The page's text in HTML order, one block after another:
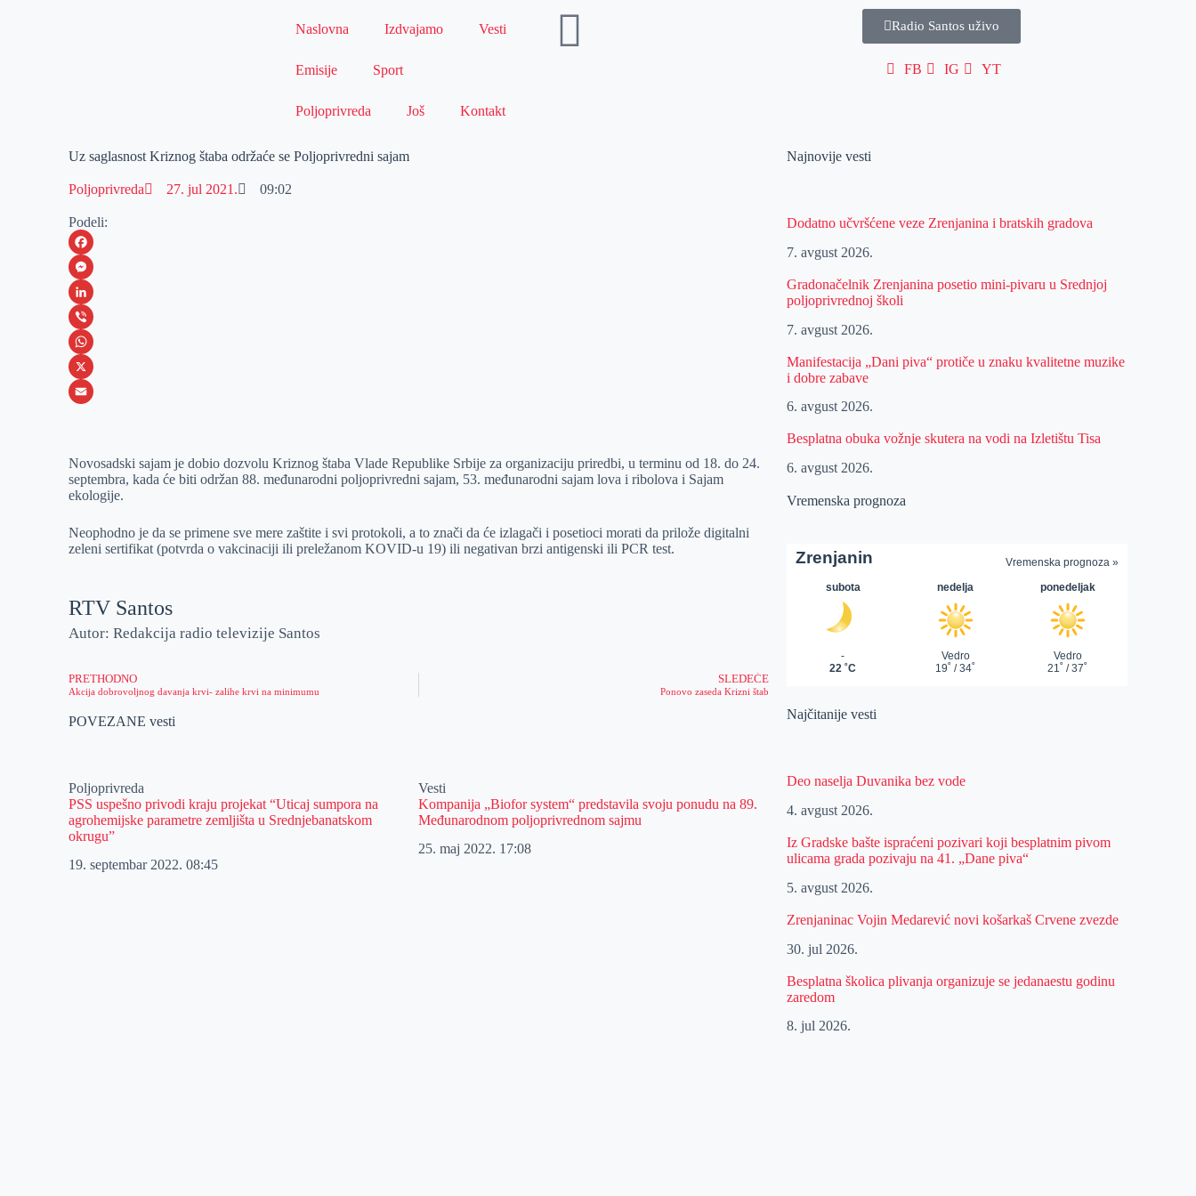
Naslovna Izdvajamo Vesti
Emisije Sport
Poljoprivreda Još Kontakt
Radio Santos uživo
FB IG YT
Uz saglasnost Kriznog štaba održaće se Poljoprivredni sajam
Poljoprivreda 27. jul 2021. 09:02
Podeli:
F
a
c
e
b
o
M
e
s
s
e
e
r
L
i
n
k
I
n
V
i
b
W
h
s
A
p
X
a
i
Novosadski sajam je dobio dozvolu Kriznog štaba Vlade Republike Srbije za organizaciju priredbi, u terminu od 18. do 24.
septembra, kada će biti održan 88. međunarodni poljoprivredni sajam, 53. međunarodni sajam lova i ribolova i Sajam
ekologije.
Neophodno je da se primene sve mere zaštite i svi protokoli, a to znači da će izlagači i posetioci morati da prilože digitalni
zeleni sertifikat (potvrda o vakcinaciji ili preležanom KOVID-u 19) ili negativan brzi antigenski ili PCR test.
RTV Santos
Autor: Redakcija radio televizije Santos
PRETHODNO
Akcija dobrovoljnog davanja krvi- zalihe krvi na minimumu
SLEDEĆE
Ponovo zaseda Krizni štab
POVEZANE vesti
Poljoprivreda
PSS uspešno privodi kraju projekat “Uticaj sumpora na
agrohemijske parametre zemljišta u Srednjebanatskom
okrugu”
19. septembar 2022.08:45
Vesti
Kompanija „Biofor system“ predstavila svoju ponudu na 89.
Međunarodnom poljoprivrednom sajmu
25. maj 2022. 17:08
Najnovije vesti
Dodatno učvršćene veze Zrenjanina i bratskih gradova
7. avgust 2026.
Gradonačelnik Zrenjanina posetio mini-pivaru u Srednjoj
poljoprivrednoj školi
7. avgust 2026.
Manifestacija „Dani piva“ protiče u znaku kvalitetne muzike
i dobre zabave
6. avgust 2026.
Besplatna obuka vožnje skutera na vodi na Izletištu Tisa
6. avgust 2026.
Vremenska prognoza
Najčitanije vesti
Deo naselja Duvanika bez vode
4. avgust 2026.
Iz Gradske bašte ispraćeni pozivari koji besplatnim pivom
ulicama grada pozivaju na 41. „Dane piva“
5. avgust 2026.
Zrenjaninac Vojin Medarević novi košarkaš Crvene zvezde
30. jul 2026.
Besplatna školica plivanja organizuje se jedanaestu godinu
zaredom
8. jul 2026.